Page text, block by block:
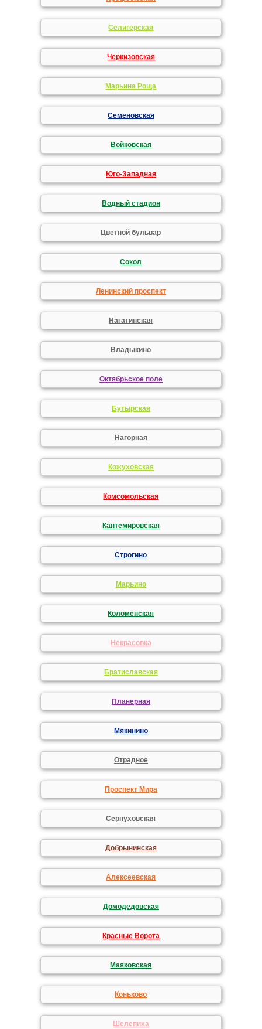
Селигерская
Черкизовская
Марьина Роща
Семеновская
Войковская
Юго-Западная
Водный стадион
Цветной бульвар
Сокол
Ленинский проспект
Нагатинская
Владыкино
Октябрьское поле
Бутырская
Нагорная
Кожуховская
Комсомольская
Кантемировская
Строгино
Марьино
Коломенская
Некрасовка
Братиславская
Планерная
Мякинино
Отрадное
Проспект Мира
Серпуховская
Добрынинская
Алексеевская
Домодедовская
Красные Ворота
Маяковская
Коньково
Шелепиха